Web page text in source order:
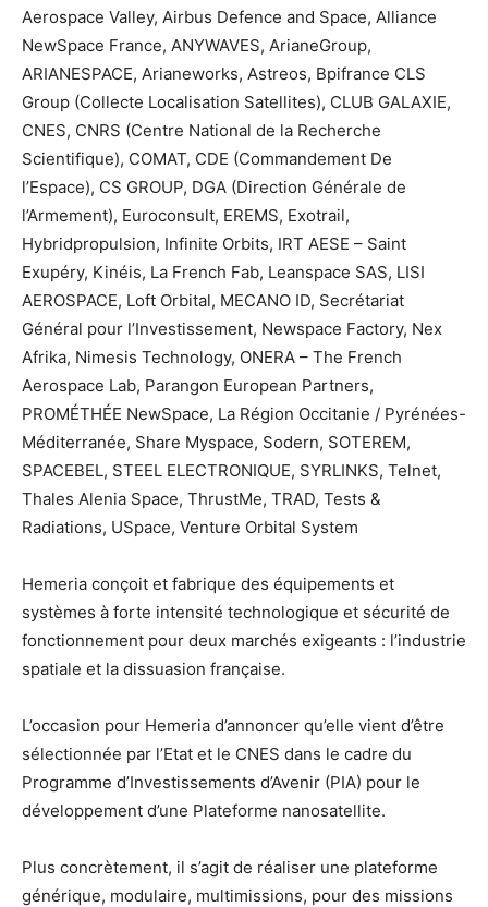
Aerospace Valley, Airbus Defence and Space, Alliance
NewSpace France, ANYWAVES, ArianeGroup,
ARIANESPACE, Arianeworks, Astreos, Bpifrance CLS
Group (Collecte Localisation Satellites), CLUB GALAXIE,
CNES, CNRS (Centre National de la Recherche
Scientifique), COMAT, CDE (Commandement De
l’Espace), CS GROUP, DGA (Direction Générale de
l’Armement), Euroconsult, EREMS, Exotrail,
Hybridpropulsion, Infinite Orbits, IRT AESE – Saint
Exupéry, Kinéis, La French Fab, Leanspace SAS, LISI
AEROSPACE, Loft Orbital, MECANO ID, Secrétariat
Général pour l’Investissement, Newspace Factory, Nex
Afrika, Nimesis Technology, ONERA – The French
Aerospace Lab, Parangon European Partners,
PROMÉTHÉE NewSpace, La Région Occitanie / Pyrénées-
Méditerranée, Share Myspace, Sodern, SOTEREM,
SPACEBEL, STEEL ELECTRONIQUE, SYRLINKS, Telnet,
Thales Alenia Space, ThrustMe, TRAD, Tests &
Radiations, USpace, Venture Orbital System
Hemeria conçoit et fabrique des équipements et
systèmes à forte intensité technologique et sécurité de
fonctionnement pour deux marchés exigeants : l’industrie
spatiale et la dissuasion française.
L’occasion pour Hemeria d’annoncer qu’elle vient d’être
sélectionnée par l’Etat et le CNES dans le cadre du
Programme d’Investissements d’Avenir (PIA) pour le
développement d’une Plateforme nanosatellite.
Plus concrètement, il s’agit de réaliser une plateforme
générique, modulaire, multimissions, pour des missions